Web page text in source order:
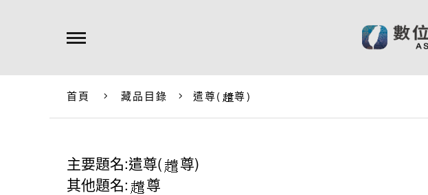
首頁 藏品目錄 遣尊( 尊)
主要題名:遣尊(
尊)
其他題名:
尊